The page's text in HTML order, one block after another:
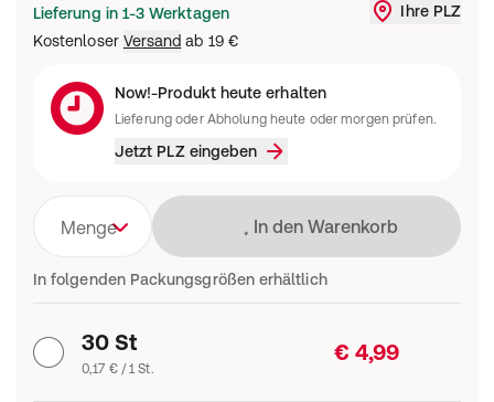
Lieferung in 1-3 Werktagen
Kostenloser Versand ab 19 €
Ihre PLZ
Now!-Produkt heute erhalten
Lieferung oder Abholung heute oder morgen prüfen.
Jetzt PLZ eingeben
Menge Lädt
In den Warenkorb
In folgenden Packungsgrößen erhältlich
30 St
0,17 € / 1 St.
€ 4,99